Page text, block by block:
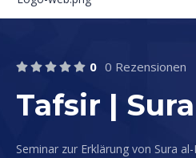
0 0 Rezensionen
Tafsir |
Seminar zur Erklärung von Sura